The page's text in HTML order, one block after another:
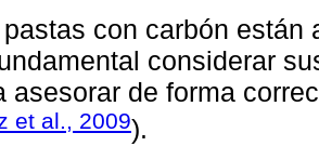
pastas con carbón
considerar
asesorar de forma
et al., 2009).